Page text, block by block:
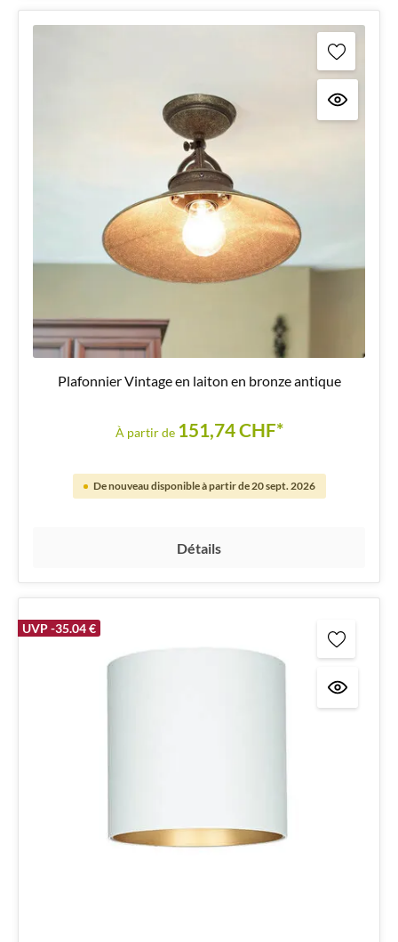
Plafonnier Vintage en laiton en bronze antique
À partir de 151,74 CHF*
De nouveau disponible à partir de 20 sept. 2026
Détails
UVP -35.04 €